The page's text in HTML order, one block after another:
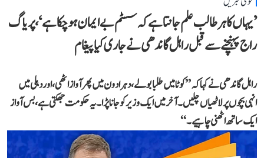
’یہاں کا ہر طالب علم جانتا ہے کہ سسٹم بے ایمان ہو چکا ہے‘، پریاگ
راج پہنچنے سے قبل راہل گاندھی نے جاری کیا پیغام
راہل گاندھی نے کہا کہ ’’کوٹا میں طلبا بولے، دہرادون میں پھر آواز اٹھی، اور دہلی میں
انہی بچوں پر لاٹھیاں چلیں۔ آخر میں ایک وزیر کو جانا پڑا۔ یہ حکومت جھکتی ہے، بس آواز
ایک ساتھ اٹھنی چاہیے۔‘‘